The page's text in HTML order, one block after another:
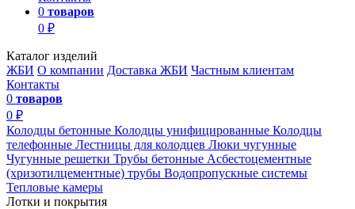
0 товаров
0 ₽
Каталог изделий
ЖБИ О компании Доставка ЖБИ Частным клиентам
Контакты
0 товаров
0 ₽
Колодцы бетонные Колодцы унифицированные Колодцы
телефонные Лестницы для колодцев Люки чугунные
Чугунные решетки Трубы бетонные Асбестоцементные
(хризотилцементные) трубы Водопропускные системы
Тепловые камеры
Лотки и покрытия